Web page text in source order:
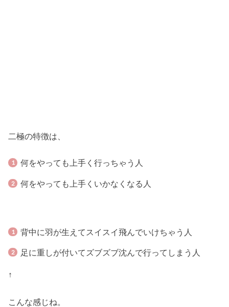
二極の特徴は、
何をやっても上手く行っちゃう人
何をやっても上手くいかなくなる人
背中に羽が生えてスイスイ飛んでいけちゃう人
足に重しが付いてズブズブ沈んで行ってしまう人
↑
こんな感じね。